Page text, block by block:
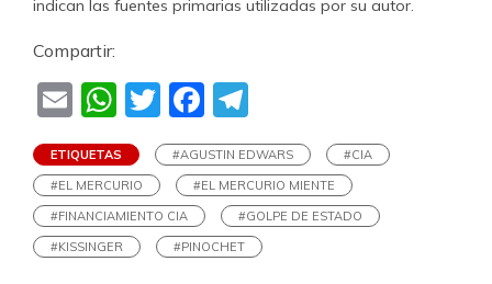
indican las fuentes primarias utilizadas por su autor.
Compartir:
EmailWhatsApp
TwitterFacebook
ETIQUETAS #AGUSTIN EDWARS
#CIA
#EL MERCURIO
#EL MERCURIO MIENTE
#FINANCIAMIENTO CIA
#GOLPE DE ESTADO
#KISSINGER
#PINOCHET